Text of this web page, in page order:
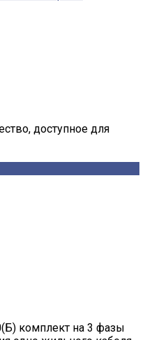
доступное для
комплект на 3 фазы